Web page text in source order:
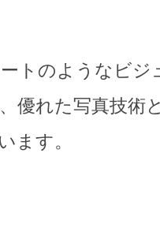
トのようなビ
優れた写真技術
ます。